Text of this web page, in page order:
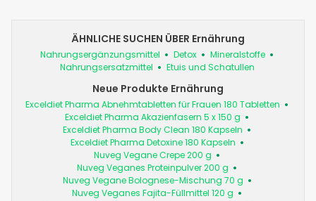
ÄHNLICHE SUCHEN ÜBER Ernährung
Nahrungsergänzungsmittel Detox
Mineralstoffe
Nahrungsersatzmittel
Etuis und Schatullen
Neue Produkte Ernährung
Exceldiet Pharma Abnehmtabletten für Frauen 180 Tabletten
Exceldiet Pharma Akazienfasern 5 x 150 g
Exceldiet Pharma Body Clean 180 Kapseln
Exceldiet Pharma Detoxine 180 Kapseln
Nuveg Vegane Crepe 200 g
Nuveg Veganes Proteinpulver 200 g
Nuveg Vegane Bolognese-Mischung 70 g
Nuveg Veganes Fajita-Füllmittel 120 g